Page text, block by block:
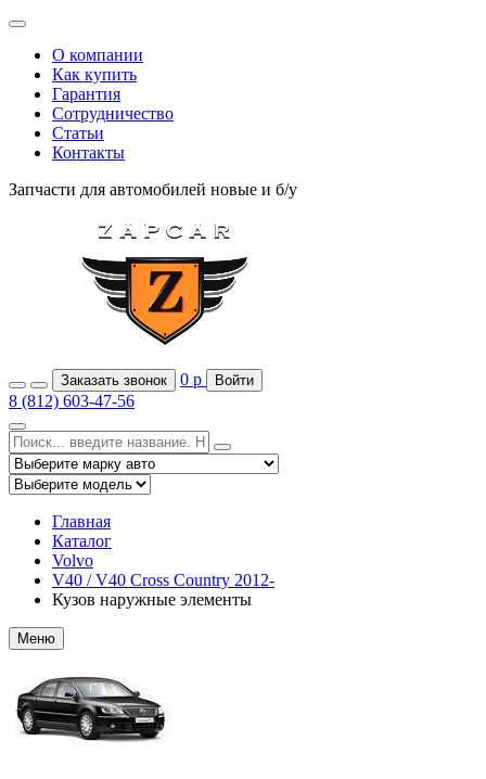
О компании
Как купить
Гарантия
Сотрудничество
Статьи
Контакты
Запчасти для автомобилей новые и б/у
Заказать звонок 0 р Войти
8 (812) 603-47-56
Главная
Каталог
Volvo
V40 / V40 Cross Country 2012-
Кузов наружные элементы
Меню